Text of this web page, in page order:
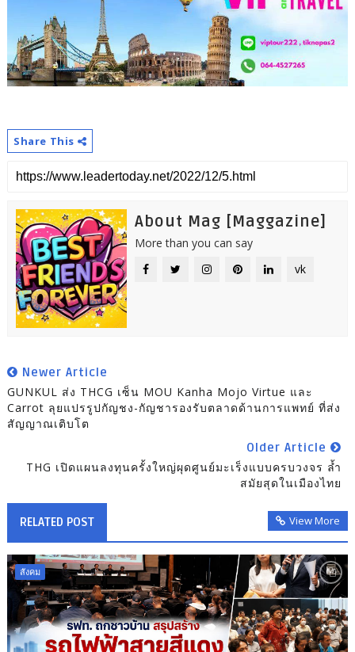
Share This
About Mag [Maggazine]
More than you can say
vk
Newer Article
GUNKUL ส่ง THCG เซ็น MOU Kanha Mojo Virtue และ
Carrot ลุยแปรรูปกัญชง-กัญชารองรับตลาดด้านการแพทย์ ที่ส่ง
สัญญาณเติบโต
Older Article
THG เปิดแผนลงทุนครั้งใหญ่ผุดศูนย์มะเร็งแบบครบวงจร ล้ำ
สมัยสุดในเมืองไทย
RELATED POST View More
สังคม